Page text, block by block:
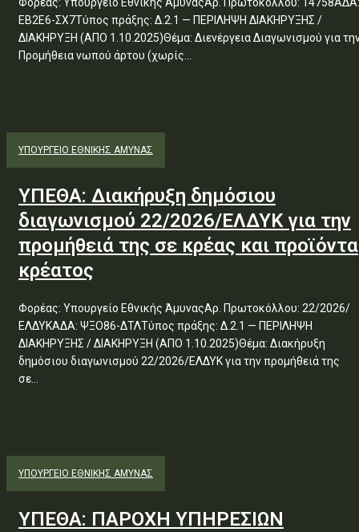
ΕΒ2Ε6-ΣΧ7Τύπος πράξης: Δ.2.1 — ΠΕΡΙΛΗΨΗ ΔΙΑΚΗΡΥΞΗΣ /
ΔΙΑΚΗΡΥΞΗ (ΑΠΟ 1.10.2025)Θέμα: Διενέργεια Διαγωνισμού για την
Προμήθεια νωπού άρτου (χωρίς...
ΥΠΟΥΡΓΕΊΟ ΕΘΝΙΚΉΣ ΆΜΥΝΑΣ
ΥΠΕΘΑ: Διακήρυξη δημόσιου
διαγωνισμού 22/2026/ΕΛΔΥΚ για την
προμήθειά της σε κρέας και προϊόντα
κρέατος
Φορέας: Υπουργείο Εθνικής ΆμυναςΑρ. Πρωτοκόλλου: 22/2026/
ΕΛΔΥΚΑΔΑ: ΨΞΟ86-ΔΤΛΤύπος πράξης: Δ.2.1 — ΠΕΡΙΛΗΨΗ
ΔΙΑΚΗΡΥΞΗΣ / ΔΙΑΚΗΡΥΞΗ (ΑΠΟ 1.10.2025)Θέμα: Διακήρυξη
δημόσιου διαγωνισμού 22/2026/ΕΛΔΥΚ για την προμήθειά της
σε...
ΥΠΟΥΡΓΕΊΟ ΕΘΝΙΚΉΣ ΆΜΥΝΑΣ
ΥΠΕΘΑ: ΠΑΡΟΧΗ ΥΠΗΡΕΣΙΩΝ